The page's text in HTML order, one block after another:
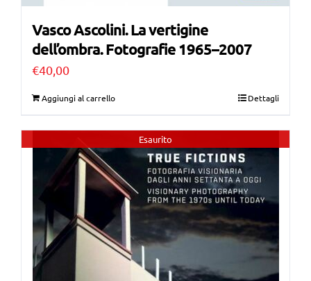
Vasco Ascolini. La vertigine
dell’ombra. Fotografie 1965–2007
€40,00
Aggiungi al carrello Dettagli
Esaurito